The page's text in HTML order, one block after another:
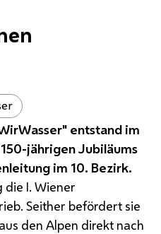
entstand im
jährigen Jubiläums
im 10. Bezirk.
die I. Wiener
Seither befördert sie
den Alpen direkt nach